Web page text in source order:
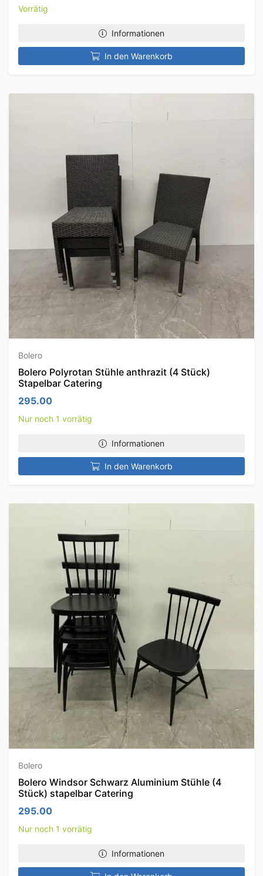
Vorrätig
Informationen
In den Warenkorb
Bolero
Bolero Polyrotan Stühle anthrazit (4 Stück)
Stapelbar Catering
295.00
Nur noch 1 vorrätig
Informationen
In den Warenkorb
Bolero
Bolero Windsor Schwarz Aluminium Stühle (4
Stück) stapelbar Catering
295.00
Nur noch 1 vorrätig
Informationen